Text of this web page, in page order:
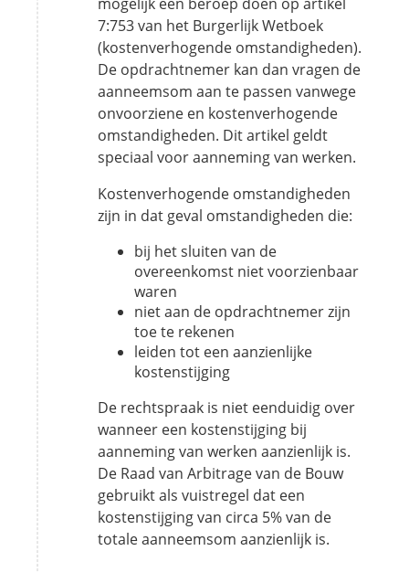
7:753 van het Burgerlijk Wetboek
(kostenverhogende omstandigheden).
De opdrachtnemer kan dan vragen de
aanneemsom aan te passen vanwege
onvoorziene en kostenverhogende
omstandigheden. Dit artikel geldt
speciaal voor aanneming van werken.
Kostenverhogende omstandigheden
zijn in dat geval omstandigheden die:
bij het sluiten van de
overeenkomst niet voorzienbaar
waren
niet aan de opdrachtnemer zijn
toe te rekenen
leiden tot een aanzienlijke
kostenstijging
De rechtspraak is niet eenduidig over
wanneer een kostenstijging bij
aanneming van werken aanzienlijk is.
De Raad van Arbitrage van de Bouw
gebruikt als vuistregel dat een
kostenstijging van circa 5% van de
totale aanneemsom aanzienlijk is.